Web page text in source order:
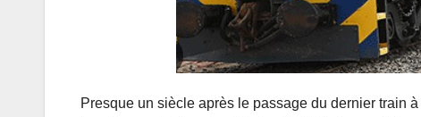
Presque un siècle après le passage du dernier train